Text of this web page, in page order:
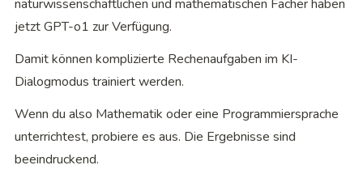
naturwissenschaftlichen und mathematischen Fächer haben
jetzt GPT-o1 zur Verfügung.
Damit können komplizierte Rechenaufgaben im KI-
Dialogmodus trainiert werden.
Wenn du also Mathematik oder eine Programmiersprache
unterrichtest, probiere es aus. Die Ergebnisse sind
beeindruckend.